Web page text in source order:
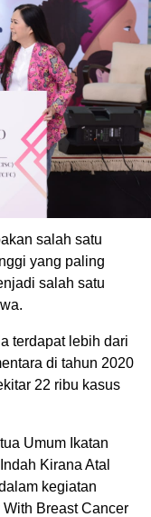
salah satu
yang paling
salah satu
terdapat lebih dari
di tahun 2020
22 ribu kasus
Umum Ikatan
Kirana Atal
kegiatan
Breast Cancer